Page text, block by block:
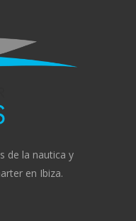
de la nautica y
en Ibiza.